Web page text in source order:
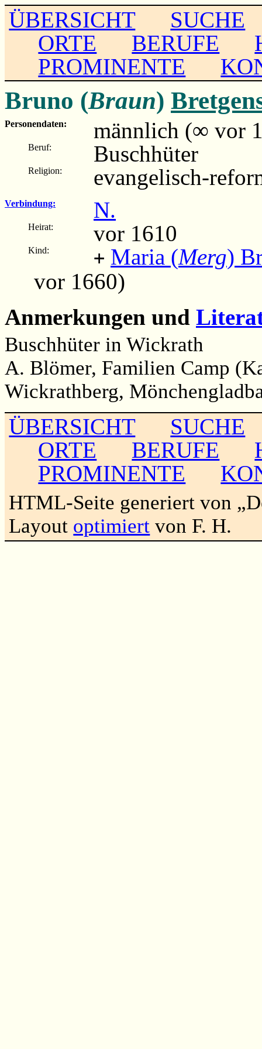
ÜBERSICHT
SUCHE
ORTE
BERUFE
PROMINENTE
Bruno (Braun)
Personendaten: männlich (∞ vor
Beruf: Buschhüter
Religion: evangelisch-
Verbindung: N.
Heirat: vor 1610
Kind: + Maria (Merg)
vor 1660)
Anmerkungen und
Buschhüter in Wickrath
A. Blömer, Familien Camp
Wickrathberg,
ÜBERSICHT
SUCHE
ORTE
BERUFE
PROMINENTE
HTML-Seite generiert von
Layout optimiert von F. H.